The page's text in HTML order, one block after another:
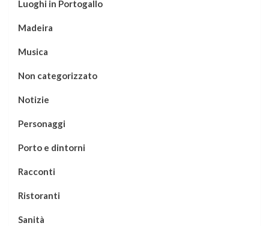
Luoghi in Portogallo
Madeira
Musica
Non categorizzato
Notizie
Personaggi
Porto e dintorni
Racconti
Ristoranti
Sanità